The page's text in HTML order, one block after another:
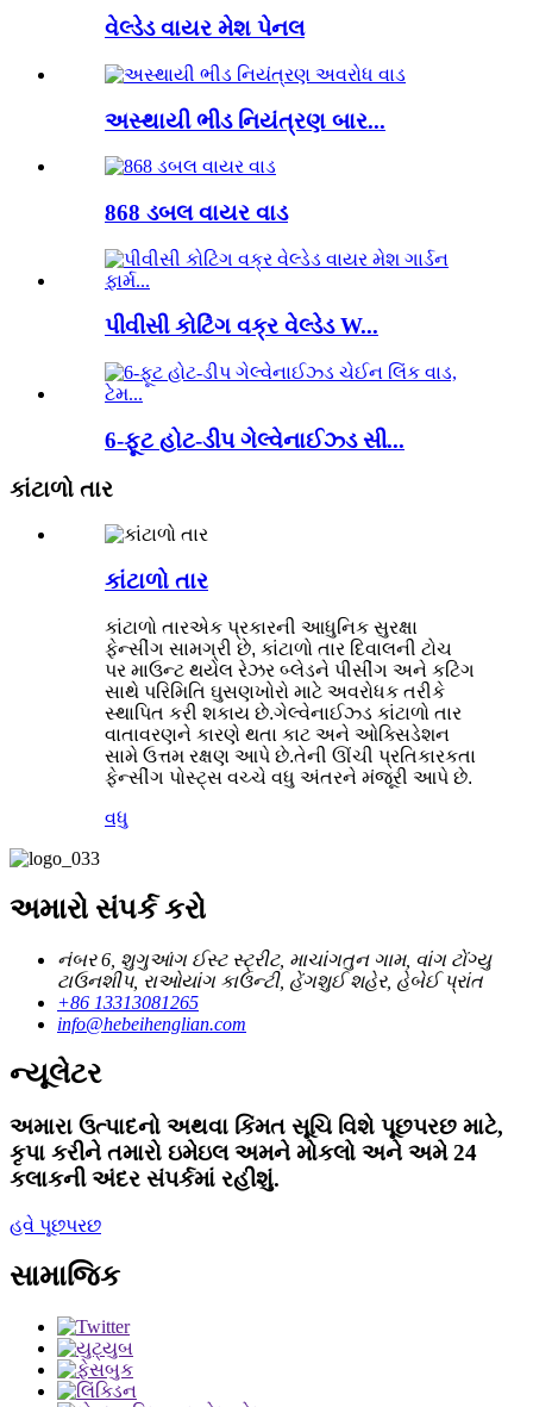
વેલ્ડેડ વાયર મેશ પેનલ
અસ્થાયી ભીડ નિયંત્રણ બાર...
868 ડબલ વાયર વાડ
પીવીસી કોટિંગ વક્ર વેલ્ડેડ W...
6-ફૂટ હોટ-ડીપ ગેલ્વેનાઈઝ્ડ સી...
કાંટાળો તાર
કાંટાળો તાર
કાંટાળો તારએક પ્રકારની આધુનિક સુરક્ષા
ફેન્સીંગ સામગ્રી છે, કાંટાળો તાર દિવાલની ટોચ
પર માઉન્ટ થયેલ રેઝર બ્લેડને પીસીંગ અને કટિંગ
સાથે પરિમિતિ ઘુસણખોરો માટે અવરોધક તરીકે
સ્થાપિત કરી શકાય છે.ગેલ્વેનાઈઝ્ડ કાંટાળો તાર
વાતાવરણને કારણે થતા કાટ અને ઓક્સિડેશન
સામે ઉત્તમ રક્ષણ આપે છે.તેની ઊંચી પ્રતિકારકતા
ફેન્સીંગ પોસ્ટ્સ વચ્ચે વધુ અંતરને મંજૂરી આપે છે.
વધુ
અમારો સંપર્ક કરો
નંબર 6, શુગુઆંગ ઈસ્ટ સ્ટ્રીટ, માચાંગતુન ગામ, વાંગ ટોંગ્યુ
ટાઉનશીપ, રાઓયાંગ કાઉન્ટી, હેંગશુઈ શહેર, હેબેઈ પ્રાંત
+86 13313081265
info@hebeihenglian.com
ન્યૂલેટર
અમારા ઉત્પાદનો અથવા કિંમત સૂચિ વિશે પૂછપરછ માટે,
કૃપા કરીને તમારો ઇમેઇલ અમને મોકલો અને અમે 24
કલાકની અંદર સંપર્કમાં રહીશું.
હવે પૂછપરછ
સામાજિક